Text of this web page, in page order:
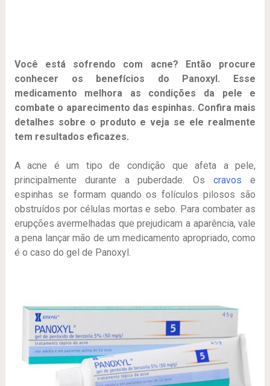
Você está sofrendo com acne? Então procure
conhecer os benefícios do Panoxyl. Esse
medicamento melhora as condições da pele e
combate o aparecimento das espinhas. Confira mais
detalhes sobre o produto e veja se ele realmente
tem resultados eficazes.
A acne é um tipo de condição que afeta a pele,
principalmente durante a puberdade. Oscravos e
espinhas se formam quando os folículos pilosos são
obstruídos por células mortas e sebo. Para combater as
erupções avermelhadas que prejudicam a aparência, vale
a pena lançar mão de um medicamento apropriado, como
é o caso do gel de Panoxyl.